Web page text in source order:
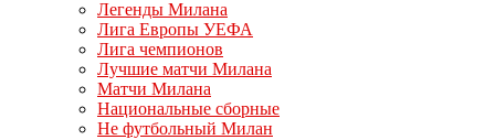
Легенды Милана
Лига Европы УЕФА
Лига чемпионов
Лучшие матчи Милана
Матчи Милана
Национальные сборные
Не футбольный Милан